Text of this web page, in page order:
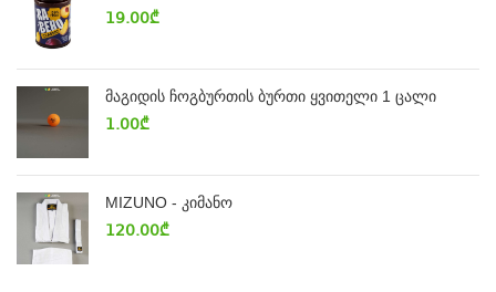
19.00₾
მაგიდის ჩოგბურთის ბურთი ყვითელი 1 ცალი
1.00₾
MIZUNO - კიმანო
120.00₾